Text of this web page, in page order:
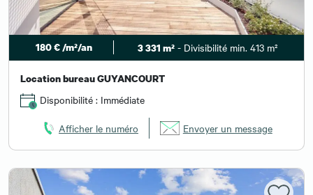
180 € /m²/an 3 331 m² - Divisibilité min. 413 m²
Location bureau GUYANCOURT
Disponibilité : Immédiate
Afficher le numéro Envoyer un message